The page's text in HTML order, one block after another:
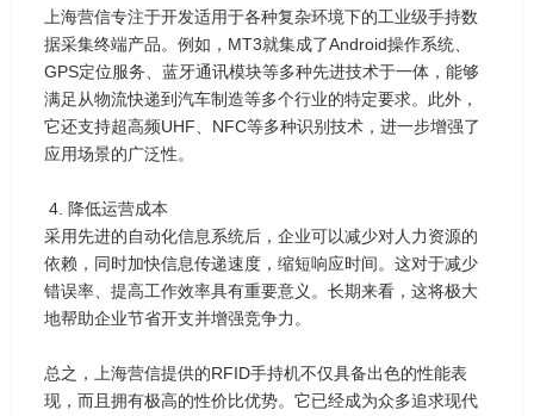
上海营信专注于开发适用于各种复杂环境下的工业级手持数
据采集终端产品。例如，MT3就集成了Android操作系统、
GPS定位服务、蓝牙通讯模块等多种先进技术于一体，能够
满足从物流快递到汽车制造等多个行业的特定要求。此外，
它还支持超高频UHF、NFC等多种识别技术，进一步增强了
应用场景的广泛性。
4. 降低运营成本
采用先进的自动化信息系统后，企业可以减少对人力资源的
依赖，同时加快信息传递速度，缩短响应时间。这对于减少
错误率、提高工作效率具有重要意义。长期来看，这将极大
地帮助企业节省开支并增强竞争力。
总之，上海营信提供的RFID手持机不仅具备出色的性能表
现，而且拥有极高的性价比优势。它已经成为众多追求现代